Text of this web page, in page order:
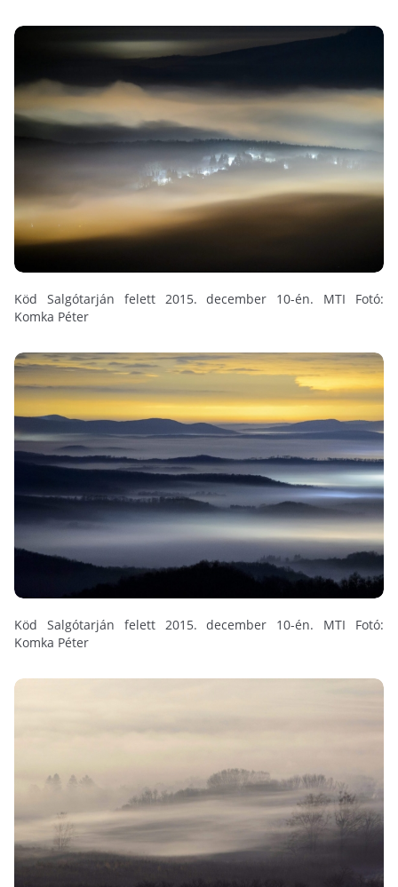
Köd Salgótarján felett 2015. december 10-én. MTI Fotó:
Komka Péter
Köd Salgótarján felett 2015. december 10-én. MTI Fotó:
Komka Péter